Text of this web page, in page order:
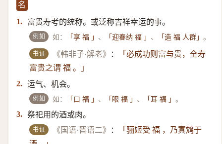
名
1.
富贵寿考的统称。或泛称吉祥幸运的事。
例如 如： 「享 福 」 、 「迎春纳 福 」 、 「造 福 人群」。
书证 《韩非子·解老》 ：
「必成功则富与贵，全寿
富贵之谓 福 。」
2. 运气、机会。
例如 如： 「口 福 」 、 「眼 福 」 、 「耳 福 」。
3. 祭祀用的酒或肉。
书证 《国语·晋语二》 ：
「骊姬受 福 ，乃寘鸩于